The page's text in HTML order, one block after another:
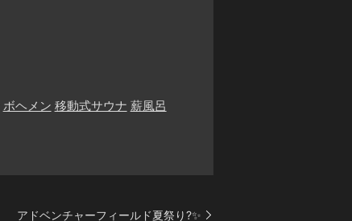
ボヘメン 移動式サウナ 薪風呂
アドベンチャーフィールド夏祭り?✨